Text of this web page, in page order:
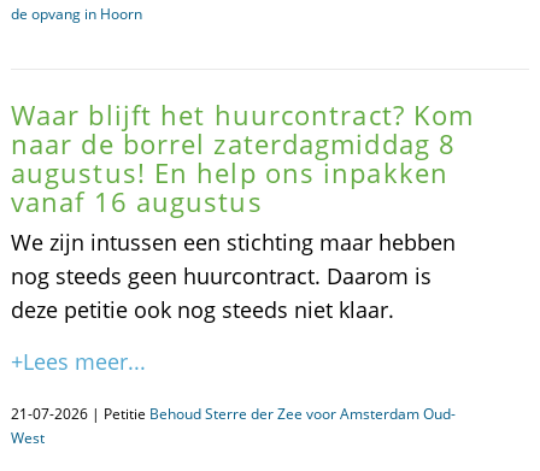
de opvang in Hoorn
Waar blijft het huurcontract? Kom
naar de borrel zaterdagmiddag 8
augustus! En help ons inpakken
vanaf 16 augustus
We zijn intussen een stichting maar hebben
nog steeds geen huurcontract. Daarom is
deze petitie ook nog steeds niet klaar.
+Lees meer...
21-07-2026 | Petitie Behoud Sterre der Zee voor Amsterdam Oud-
West